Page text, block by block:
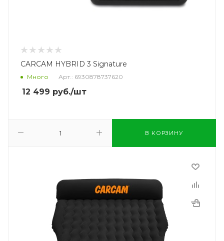
CARCAM HYBRID 3 Signature
Много Арт.: 6930878737620
12 499 руб./шт
В КОРЗИНУ